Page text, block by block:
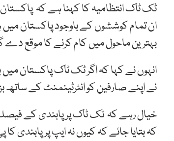
ٹک ٹاک انتظامیہ کا کہنا ہے کہ
ان تمام کوششوں کے باوجود پاکستان
بہترین ماحول میں کام کرنے کا موقع دے
انہوں نے کہا کہ اگر ٹک ٹاک پاکستان میں
نے اپنے صارفین کو انٹرٹینمنٹ کے ساتھ
خیال رہے کہ ٹک ٹاک پرپابندی کے فیصلے
کہ بتایا جائے کہ کیوں نہ ایپ پر پابندی